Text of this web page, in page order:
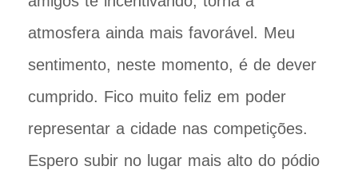
atmosfera ainda mais favorável. Meu
sentimento, neste momento, é de dever
cumprido. Fico muito feliz em poder
representar a cidade nas competições.
Espero subir no lugar mais alto do pódio